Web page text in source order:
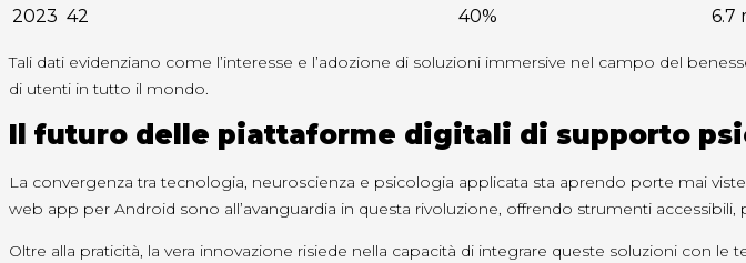
2023 42 40% 6.7
Tali dati evidenziano come l’interesse e l’adozione di soluzioni immersive nel campo del
di utenti in tutto il mondo.
Il futuro delle piattaforme digitali di supporto
La convergenza tra tecnologia, neuroscienza e psicologia applicata sta aprendo porte mai
web app per Android sono all’avanguardia in questa rivoluzione, offrendo strumenti accessibili,
Oltre alla praticità, la vera innovazione risiede nella capacità di integrare queste soluzioni con